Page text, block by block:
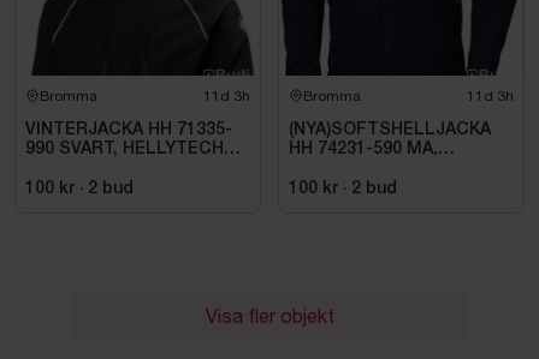
Bromma 11d 3h
VINTERJACKA HH 71335-
990 SVART, HELLYTECH
100 kr · 2 bud
Bromma 11d 3h
(NYA)SOFTSHELLJACKA
HH 74231-590 MA,
100 kr · 2 bud
Visa fler objekt